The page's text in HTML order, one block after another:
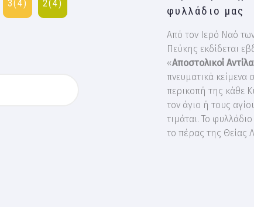
3(4) 2(4)
φυλλάδιο μας
Από τον Ιερό Ναό
Πεύκης εκδίδεται
«Αποστολικοί
πνευματικά κείμενα
περικοπή της κάθε
τον άγιο ή τους
τιμάται. Το
το πέρας της Θείας